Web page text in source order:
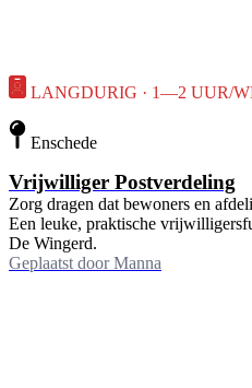
LANGDURIG · 1—2 UUR/
Enschede
Vrijwilliger Postverdeling
Zorg dragen dat bewoners en
Een leuke, praktische
De Wingerd.
Geplaatst door Manna